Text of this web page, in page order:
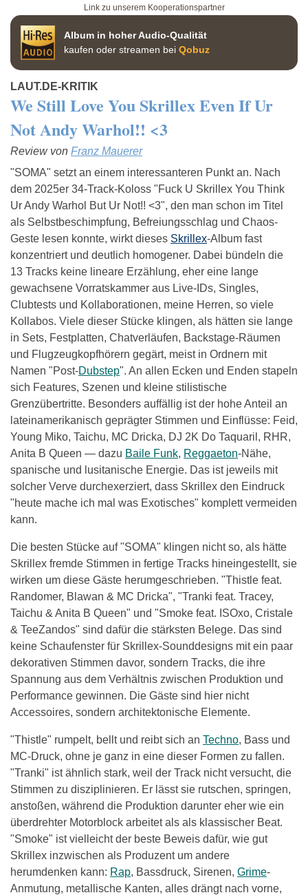
Link zu unserem Kooperationspartner
Album in hoher Audio-Qualität
kaufen oder streamen bei Qobuz
LAUT.DE-KRITIK
We Still Love You Skrillex Even If Ur
Not Andy Warhol!! <3
Review von Franz Mauerer
"SOMA" setzt an einem interessanteren Punkt an. Nach
dem 2025er 34-Track-Koloss "Fuck U Skrillex You Think
Ur Andy Warhol But Ur Not!! <3", den man schon im Titel
als Selbstbeschimpfung, Befreiungsschlag und Chaos-
Geste lesen konnte, wirkt dieses Skrillex-Album fast
konzentriert und deutlich homogener. Dabei bündeln die
13 Tracks keine lineare Erzählung, eher eine lange
gewachsene Vorratskammer aus Live-IDs, Singles,
Clubtests und Kollaborationen, meine Herren, so viele
Kollabos. Viele dieser Stücke klingen, als hätten sie lange
in Sets, Festplatten, Chatverläufen, Backstage-Räumen
und Flugzeugkopfhörern gegärt, meist in Ordnern mit
Namen "Post-Dubstep". An allen Ecken und Enden stapeln
sich Features, Szenen und kleine stilistische
Grenzübertritte. Besonders auffällig ist der hohe Anteil an
lateinamerikanisch geprägter Stimmen und Einflüsse: Feid,
Young Miko, Taichu, MC Dricka, DJ 2K Do Taquaril, RHR,
Anita B Queen — dazu Baile Funk, Reggaeton-Nähe,
spanische und lusitanische Energie. Das ist jeweils mit
solcher Verve durchexerziert, dass Skrillex den Eindruck
"heute mache ich mal was Exotisches" komplett vermeiden
kann.
Die besten Stücke auf "SOMA" klingen nicht so, als hätte
Skrillex fremde Stimmen in fertige Tracks hineingestellt, sie
wirken um diese Gäste herumgeschrieben. "Thistle feat.
Randomer, Blawan & MC Dricka", "Tranki feat. Tracey,
Taichu & Anita B Queen" und "Smoke feat. ISOxo, Cristale
& TeeZandos" sind dafür die stärksten Belege. Das sind
keine Schaufenster für Skrillex-Sounddesigns mit ein paar
dekorativen Stimmen davor, sondern Tracks, die ihre
Spannung aus dem Verhältnis zwischen Produktion und
Performance gewinnen. Die Gäste sind hier nicht
Accessoires, sondern architektonische Elemente.
"Thistle" rumpelt, bellt und reibt sich an Techno, Bass und
MC-Druck, ohne je ganz in eine dieser Formen zu fallen.
"Tranki" ist ähnlich stark, weil der Track nicht versucht, die
Stimmen zu disziplinieren. Er lässt sie rutschen, springen,
anstoßen, während die Produktion darunter eher wie ein
überdrehter Motorblock arbeitet als als klassischer Beat.
"Smoke" ist vielleicht der beste Beweis dafür, wie gut
Skrillex inzwischen als Produzent um andere
herumdenken kann: Rap, Bassdruck, Sirenen, Grime-
Anmutung, metallische Kanten, alles drängt nach vorne,